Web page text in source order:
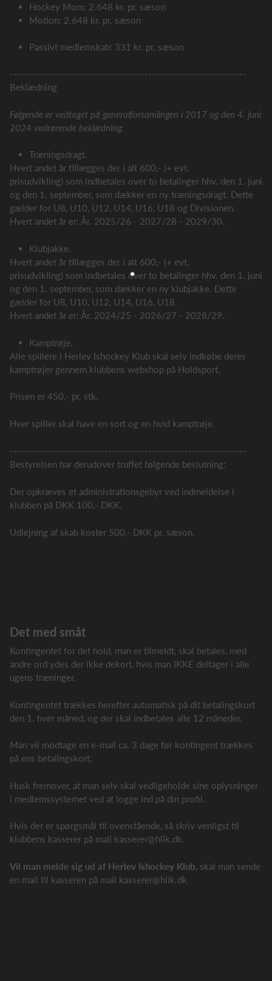
Hockey Mom: 2.648 kr. pr. sæson
Motion: 2.648 kr. pr. sæson
Passivt medlemskab: 331 kr. pr. sæson
-----------------------------------------------------------------
Beklædning
Følgende er vedtaget på generalforsamlingen i 2017 og den 4. juni
2024 vedrørende beklædning:
Træningsdragt.
Hvert andet år tillægges der i alt 600,- (+ evt.
prisudvikling) som indbetales over to betalinger hhv. den 1. juni
og den 1. september, som dækker en ny træningsdragt. Dette
gælder for U8, U10, U12, U14, U16, U18 og Divisionen.
Hvert andet år er: År. 2025/26 - 2027/28 - 2029/30.
Klubjakke.
Hvert andet år tillægges der i alt 600,- (+ evt.
prisudvikling) som indbetales over to betalinger hhv. den 1. juni
og den 1. september, som dækker en ny klubjakke. Dette
gælder for U8, U10, U12, U14, U16, U18.
Hvert andet år er: År. 2024/25 - 2026/27 - 2028/29.
Kamptrøje.
Alle spillere i Herlev Ishockey Klub skal selv indkøbe deres
kamptrøjer gennem klubbens webshop på Holdsport.
Prisen er 450,- pr. stk.
Hver spiller skal have en sort og en hvid kamptrøje.
-----------------------------------------------------------------
Bestyrelsen har derudover truffet følgende beslutning:
Der opkræves et administrationsgebyr ved indmeldelse i
klubben på DKK 100,- DKK.
Udlejning af skab koster 500,- DKK pr. sæson.
Det med småt
Kontingentet for det hold, man er tilmeldt, skal betales, med
andre ord ydes der ikke dekort, hvis man IKKE deltager i alle
ugens træninger.
Kontingentet trækkes herefter automatisk på dit betalingskort
den 1. hver måned, og der skal indbetales alle 12 måneder.
Man vil modtage en e-mail ca. 3 dage før kontingent trækkes
på ens betalingskort.
Husk fremover, at man selv skal vedligeholde sine oplysninger
i medlemssystemet ved at logge ind på din profil.
Hvis der er spørgsmål til ovenstående, så skriv venligst til
klubbens kasserer på mail kasserer@hlik.dk.
Vil man melde sig ud af Herlev Ishockey Klub , skal man sende
en mail til kasseren på mail kasserer@hlik.dk